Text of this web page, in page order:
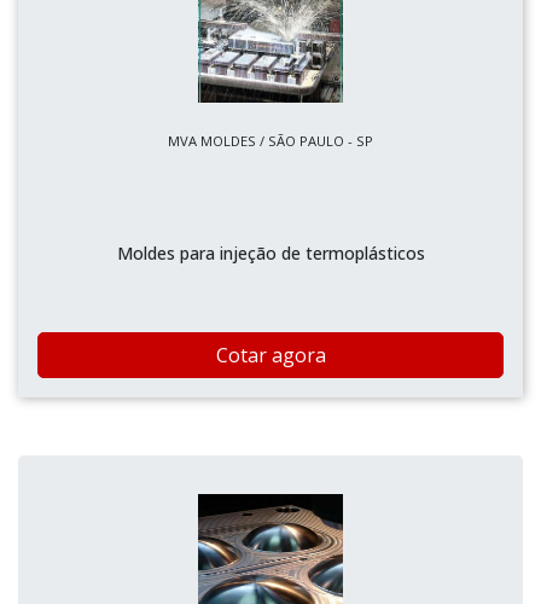
MVA MOLDES / SÃO PAULO - SP
Moldes para injeção de termoplásticos
Cotar agora